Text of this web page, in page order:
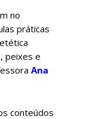
no
práticas
peixes e
Ana
conteúdos